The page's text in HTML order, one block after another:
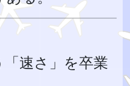
速さ」を卒業